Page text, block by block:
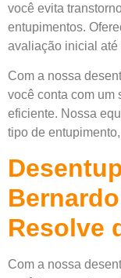
você evita
entupimentos.
avaliação inicial até
Com a nossa
você conta com um
eficiente. Nossa
tipo de
Resolve
Com a nossa